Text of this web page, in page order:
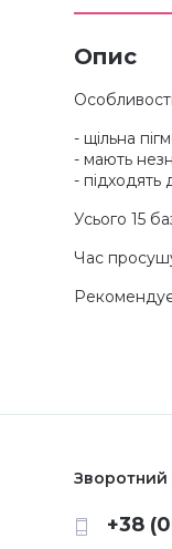
Опис
- щільна
- мають
- підходять
Усього 15
Час
Зворотний
+38